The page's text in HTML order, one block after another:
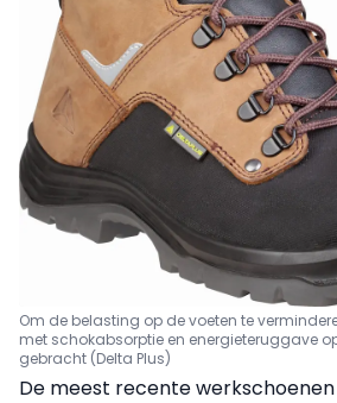
Om de belasting op de voeten te
met schokabsorptie en energieteruggave
gebracht (Delta Plus)
De meest recente